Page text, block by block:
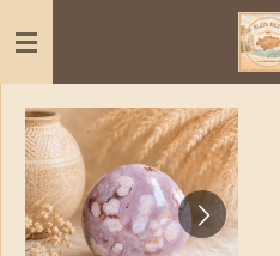
direct
naar
de
hoofdinhoud